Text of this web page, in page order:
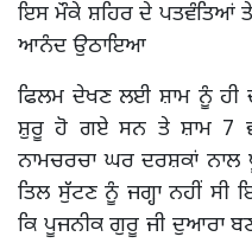
ਇਸ ਮੌਕੇ ਸ਼ਹਿਰ ਦੇ ਪਤਵੰਤਿਆਂ
ਆਨੰਦ ਉਠਾਇਆ
ਫਿਲਮ ਦੇਖਣ ਲਈ ਸ਼ਾਮ ਨੂੰ
ਸ਼ੁਰੂ ਹੋ ਗਏ ਸਨ ਤੇ ਸ਼ਾਮ 7
ਨਾਮਚਰਚਾ ਘਰ ਦਰਸ਼ਕਾਂ ਨਾਲ
ਤਿਲ ਸੁੱਟਣ ਨੂੰ ਜਗ੍ਹਾ ਨਹੀਂ
ਕਿ ਪੂਜਨੀਕ ਗੁਰੂ ਜੀ ਦੁਆਰਾ